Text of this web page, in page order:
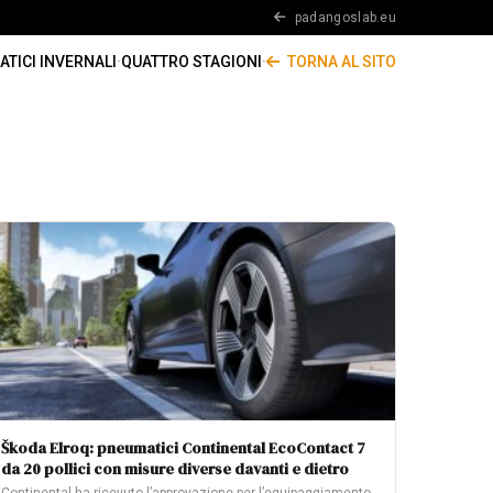
padangoslab.eu
INVERNALI ·QUATTRO STAGIONI · TORNA AL SITO
Škoda Elroq: pneumatici Continental EcoContact 7
da 20 pollici con misure diverse davanti e dietro